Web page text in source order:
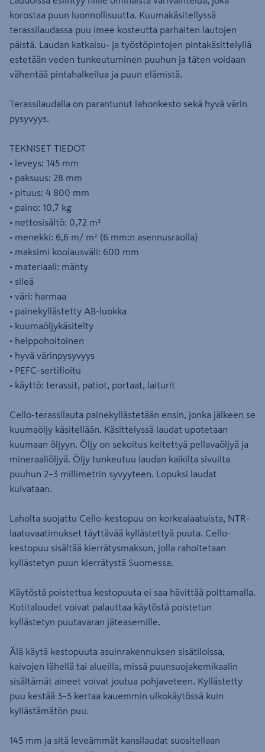
korostaa puun luonnollisuutta. Kuumakäsitellyssä
terassilaudassa puu imee kosteutta parhaiten lautojen
päistä. Laudan katkaisu- ja työstöpintojen pintakäsittelyllä
estetään veden tunkeutuminen puuhun ja täten voidaan
vähentää pintahalkeilua ja puun elämistä.
Terassilaudalla on parantunut lahonkesto sekä hyvä värin
pysyvyys.
TEKNISET TIEDOT
• leveys: 145 mm
• paksuus: 28 mm
• pituus: 4 800 mm
• paino: 10,7 kg
• nettosisältö: 0,72 m²
• menekki: 6,6 m/ m² (6 mm:n asennusraolla)
• maksimi koolausväli: 600 mm
• materiaali: mänty
• sileä
• väri: harmaa
• painekyllästetty AB-luokka
• kuumaöljykäsitelty
• helppohoitoinen
• hyvä värinpysyvyys
• PEFC-sertifioitu
• käyttö: terassit, patiot, portaat, laiturit
Cello-terassilauta painekyllästetään ensin, jonka jälkeen se
kuumaöljy käsitellään. Käsittelyssä laudat upotetaan
kuumaan öljyyn. Öljy on sekoitus keitettyä pellavaöljyä ja
mineraaliöljyä. Öljy tunkeutuu laudan kaikilta sivuilta
puuhun 2–3 millimetrin syvyyteen. Lopuksi laudat
kuivataan.
Laholta suojattu Cello-kestopuu on korkealaatuista, NTR-
laatuvaatimukset täyttävää kyllästettyä puuta. Cello-
kestopuu sisältää kierrätysmaksun, jolla rahoitetaan
kyllästetyn puun kierrätystä Suomessa.
Käytöstä poistettua kestopuuta ei saa hävittää polttamalla.
Kotitaloudet voivat palauttaa käytöstä poistetun
kyllästetyn puutavaran jäteasemille.
Älä käytä kestopuuta asuinrakennuksen sisätiloissa,
kaivojen lähellä tai alueilla, missä puunsuojakemikaalin
sisältämät aineet voivat joutua pohjaveteen. Kyllästetty
puu kestää 3–5 kertaa kauemmin ulkokäytössä kuin
kyllästämätön puu.
145 mm ja sitä leveämmät kansilaudat suositellaan